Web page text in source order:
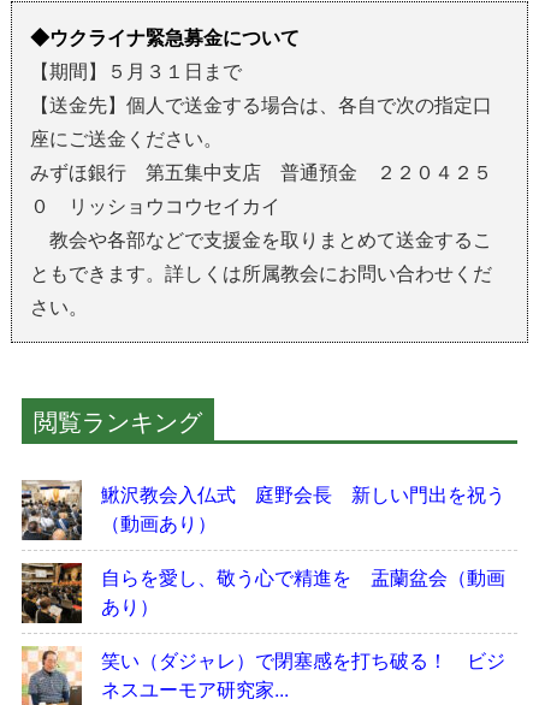
◆ウクライナ緊急募金について
【期間】５月３１日まで
【送金先】個人で送金する場合は、各自で次の指定口
座にご送金ください。
みずほ銀行 第五集中支店 普通預金 ２２０４２５
０ リッショウコウセイカイ
教会や各部などで支援金を取りまとめて送金するこ
ともできます。詳しくは所属教会にお問い合わせくだ
さい。
閲覧ランキング
鰍沢教会入仏式 庭野会長 新しい門出を祝う
（動画あり）
自らを愛し、敬う心で精進を 盂蘭盆会（動画
あり）
笑い（ダジャレ）で閉塞感を打ち破る！ ビジ
ネスユーモア研究家...